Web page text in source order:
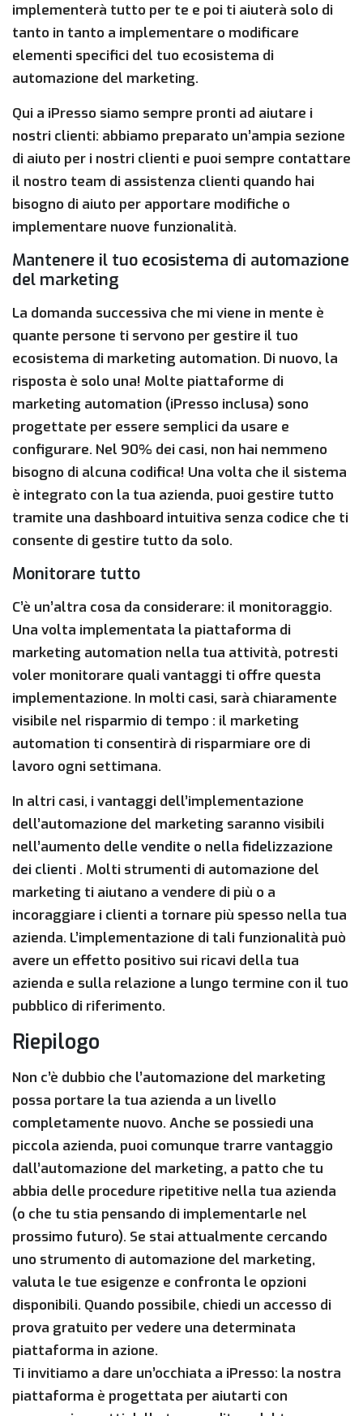
implementerà tutto per te e poi ti aiuterà solo di
tanto in tanto a implementare o modificare
elementi specifici del tuo ecosistema di
automazione del marketing.
Qui a iPresso siamo sempre pronti ad aiutare i
nostri clienti: abbiamo preparato un’ampia sezione
di aiuto per i nostri clienti e puoi sempre contattare
il nostro team di assistenza clienti quando hai
bisogno di aiuto per apportare modifiche o
implementare nuove funzionalità.
Mantenere il tuo ecosistema di automazione
del marketing
La domanda successiva che mi viene in mente è
quante persone ti servono per gestire il tuo
ecosistema di marketing automation. Di nuovo, la
risposta è solo una! Molte piattaforme di
marketing automation (iPresso inclusa) sono
progettate per essere semplici da usare e
configurare. Nel 90% dei casi, non hai nemmeno
bisogno di alcuna codifica! Una volta che il sistema
è integrato con la tua azienda, puoi gestire tutto
tramite una dashboard intuitiva senza codice che ti
consente di gestire tutto da solo.
Monitorare tutto
C’è un’altra cosa da considerare: il monitoraggio.
Una volta implementata la piattaforma di
marketing automation nella tua attività, potresti
voler monitorare quali vantaggi ti offre questa
implementazione. In molti casi, sarà chiaramente
visibile nel risparmio di tempo : il marketing
automation ti consentirà di risparmiare ore di
lavoro ogni settimana.
In altri casi, i vantaggi dell’implementazione
dell’automazione del marketing saranno visibili
nell’aumento delle vendite o nella fidelizzazione
dei clienti . Molti strumenti di automazione del
marketing ti aiutano a vendere di più o a
incoraggiare i clienti a tornare più spesso nella tua
azienda. L’implementazione di tali funzionalità può
avere un effetto positivo sui ricavi della tua
azienda e sulla relazione a lungo termine con il tuo
pubblico di riferimento.
Riepilogo
Non c’è dubbio che l’automazione del marketing
possa portare la tua azienda a un livello
completamente nuovo. Anche se possiedi una
piccola azienda, puoi comunque trarre vantaggio
dall’automazione del marketing, a patto che tu
abbia delle procedure ripetitive nella tua azienda
(o che tu stia pensando di implementarle nel
prossimo futuro). Se stai attualmente cercando
uno strumento di automazione del marketing,
valuta le tue esigenze e confronta le opzioni
disponibili. Quando possibile, chiedi un accesso di
prova gratuito per vedere una determinata
piattaforma in azione.
Ti invitiamo a dare un’occhiata a iPresso: la nostra
piattaforma è progettata per aiutarti con